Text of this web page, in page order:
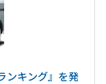
ンキング』を発